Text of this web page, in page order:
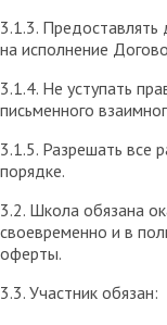
3.1.3.
на исполнение
3.1.4. Не уступать
письменного
3.1.5. Разрешать все
порядке.
3.2. Школа обязана
своевременно и в
оферты.
3.3. Участник обязан: